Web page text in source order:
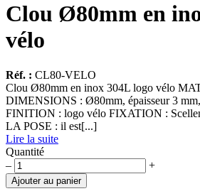
Clou Ø80mm en
vélo
Réf. : CL80-VELO
Clou Ø80mm en inox 304L logo vélo
DIMENSIONS : Ø80mm, épaisseur 3
FINITION : logo vélo FIXATION :
LA POSE : il est[...]
Lire la suite
Quantité
quantité
de
Clou
– +
Ajouter au panier